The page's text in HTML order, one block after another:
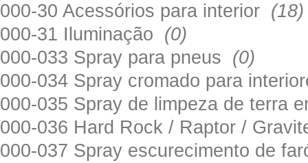
000-30 Acessórios para interior (18)
000-31 Iluminação (0)
000-033 Spray para pneus (0)
000-034 Spray cromado para
000-035 Spray de limpeza de terra
000-036 Hard Rock / Raptor /
000-037 Spray escurecimento de